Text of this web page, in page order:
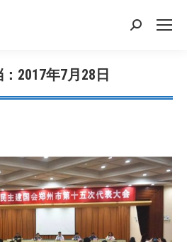
搜
2017年7月28日
您在这里：